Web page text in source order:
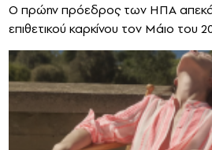
Ο πρώην πρόεδρος των ΗΠΑ
επιθετικού καρκίνου τον Μάιο του